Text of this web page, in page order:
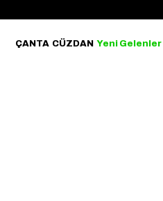
ÇANTA CÜZDAN Yeni Gelenler